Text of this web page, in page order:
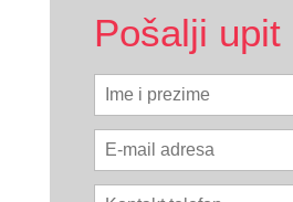
Pošalji upit